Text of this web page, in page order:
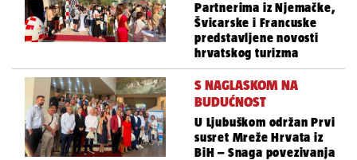
Partnerima iz Njemačke,
Švicarske i Francuske
predstavljene novosti
hrvatskog turizma
S NAGLASKOM NA
BUDUĆNOST
U Ljubuškom održan Prvi
susret Mreže Hrvata iz
BiH – Snaga povezivanja